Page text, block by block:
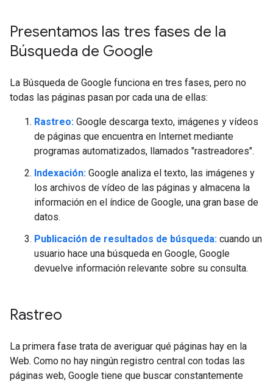
Presentamos las tres fases de la
Búsqueda de Google
La Búsqueda de Google funciona en tres fases, pero no
todas las páginas pasan por cada una de ellas:
Rastreo: Google descarga texto, imágenes y vídeos
de páginas que encuentra en Internet mediante
programas automatizados, llamados "rastreadores".
Indexación: Google analiza el texto, las imágenes y
los archivos de vídeo de las páginas y almacena la
información en el índice de Google, una gran base de
datos.
Publicación de resultados de búsqueda: cuando un
usuario hace una búsqueda en Google, Google
devuelve información relevante sobre su consulta.
Rastreo
La primera fase trata de averiguar qué páginas hay en la
Web. Como no hay ningún registro central con todas las
páginas web, Google tiene que buscar constantemente